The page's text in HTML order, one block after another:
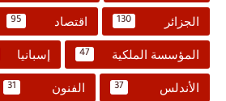
الجزائر 130 اقتصاد 95
المؤسسة الملكية 47 إسبانيا
الأندلس 37 الفنون 31